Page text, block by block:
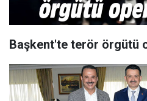
Başkent'te terör örgütü